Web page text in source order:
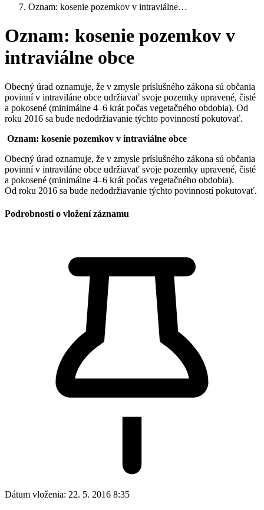
Oznam: kosenie pozemkov v intraviálne…
Oznam: kosenie pozemkov v
intraviálne obce
Obecný úrad oznamuje, že v zmysle príslušného zákona sú občania
povinní v intraviláne obce udržiavať svoje pozemky upravené, čisté
a pokosené (minimálne 4–6 krát počas vegetačného obdobia). Od
roku 2016 sa bude nedodržiavanie týchto povinností pokutovať.
Oznam: kosenie pozemkov v intraviálne obce
Obecný úrad oznamuje, že v zmysle príslušného zákona sú občania
povinní v intraviláne obce udržiavať svoje pozemky upravené, čisté
a pokosené (minimálne 4–6 krát počas vegetačného obdobia).
Od roku 2016 sa bude nedodržiavanie týchto povinností pokutovať.
Podrobnosti o vložení záznamu
Dátum vloženia: 22. 5. 2016 8:35